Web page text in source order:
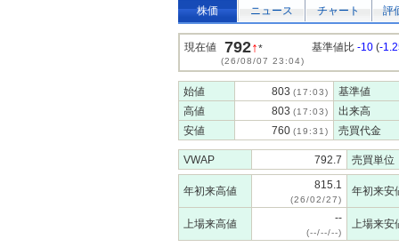
株価 ニュース チャート 評
現在値 792↑*
(26/08/07 23:04)
基準値比 -10 (-
始値 803 (17:03)
基準値
高値
803 (17:03)
出来高
安値
760 (19:31) 売買代金
VWAP 792.7 売買単位
年初来高値 815.1
(26/02/27)
年初来安
上場来高値 --
(--/--/--)
上場来安